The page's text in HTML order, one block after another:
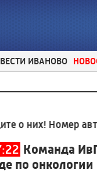
ВЕСТИ ИВАНОВО
Команда
по